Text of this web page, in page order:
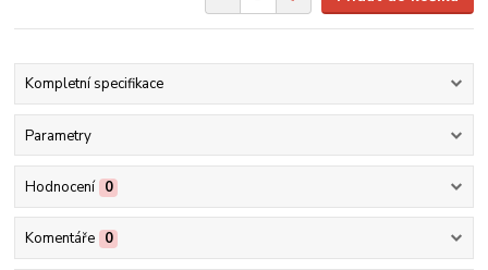
Kompletní specifikace
Parametry
Hodnocení 0
Komentáře 0